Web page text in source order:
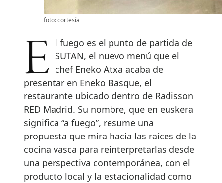
foto: cortesía
El fuego es el punto de partida de SUTAN, el nuevo menú que el
chef Eneko Atxa acaba de
presentar en Eneko Basque, el
restaurante ubicado dentro de Radisson
RED Madrid. Su nombre, que en euskera
significa “a fuego”, resume una
propuesta que mira hacia las raíces de la
cocina vasca para reinterpretarlas desde
una perspectiva contemporánea, con el
producto local y la estacionalidad como